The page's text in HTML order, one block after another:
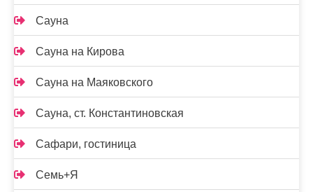
Сауна
Сауна на Кирова
Сауна на Маяковского
Сауна, ст. Константиновская
Сафари, гостиница
Семь+Я